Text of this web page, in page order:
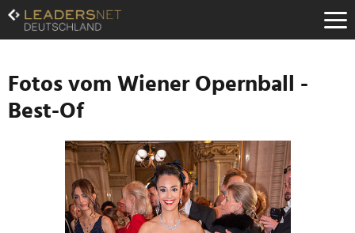
Zum
Inhalt
Zur
Navigation
Zur
Hauptnavigation
Fotos vom Wiener Opernball -
Best-Of